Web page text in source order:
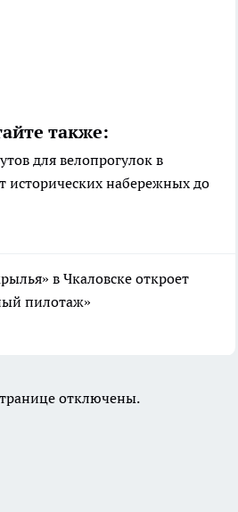
также:
для велопрогулок в
набережных до
в Чкаловске откроет
пилотаж»
отключены.